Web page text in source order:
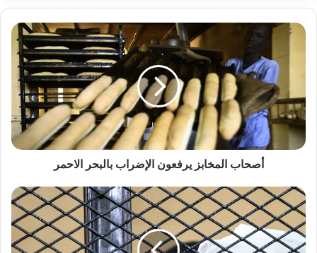
أصحاب
الإضراب
بالبحر
الاحمر
أصحاب المخابز يرفعون الإضراب بالبحر الاحمر
قاضي
محكمة
المتهمين
بانقلاب